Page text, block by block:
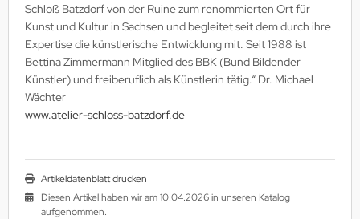
Schloß Batzdorf von der Ruine zum renommierten Ort für
Kunst und Kultur in Sachsen und begleitet seit dem durch ihre
Expertise die künstlerische Entwicklung mit. Seit 1988 ist
Bettina Zimmermann Mitglied des BBK (Bund Bildender
Künstler) und freiberuflich als Künstlerin tätig.“ Dr. Michael
Wächter
www.atelier-schloss-batzdorf.de
Artikeldatenblatt drucken
Diesen Artikel haben wir am 10.04.2026 in unseren Katalog
aufgenommen.